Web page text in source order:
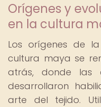
Orígenes y
en la cultura
Los orígenes de
cultura maya se
atrás, donde las
desarrollaron
arte del tejido.